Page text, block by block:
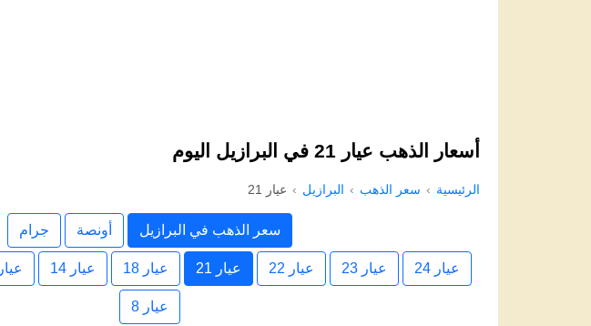
أسعار الذهب عيار 21 في البرازيل اليوم
الرئيسية سعر الذهب البرازيل عيار 21
سعر الذهب في البرازيل أونصة جرام
عيار 24 عيار 23 عيار 22 عيار 21 عيار 18 عيار 14 عيار 12
عيار 8